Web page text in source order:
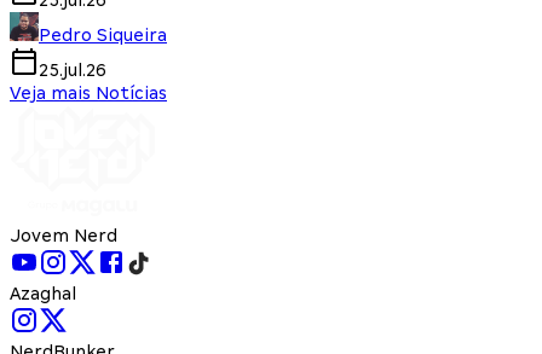
Pedro Siqueira
25.jul.26
Veja mais Notícias
Jovem Nerd
Azaghal